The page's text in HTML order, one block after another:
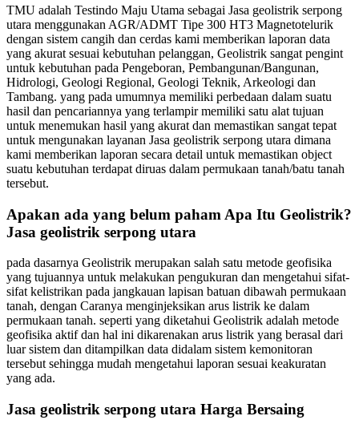
TMU adalah Testindo Maju Utama sebagai Jasa geolistrik serpong
utara menggunakan AGR/ADMT Tipe 300 HT3 Magnetotelurik
dengan sistem cangih dan cerdas kami memberikan laporan data
yang akurat sesuai kebutuhan pelanggan, Geolistrik sangat pengint
untuk kebutuhan pada Pengeboran, Pembangunan/Bangunan,
Hidrologi, Geologi Regional, Geologi Teknik, Arkeologi dan
Tambang. yang pada umumnya memiliki perbedaan dalam suatu
hasil dan pencariannya yang terlampir memiliki satu alat tujuan
untuk menemukan hasil yang akurat dan memastikan sangat tepat
untuk mengunakan layanan Jasa geolistrik serpong utara dimana
kami memberikan laporan secara detail untuk memastikan object
suatu kebutuhan terdapat diruas dalam permukaan tanah/batu tanah
tersebut.
Apakan ada yang belum paham Apa Itu Geolistrik?
Jasa geolistrik serpong utara
pada dasarnya Geolistrik merupakan salah satu metode geofisika
yang tujuannya untuk melakukan pengukuran dan mengetahui sifat-
sifat kelistrikan pada jangkauan lapisan batuan dibawah permukaan
tanah, dengan Caranya menginjeksikan arus listrik ke dalam
permukaan tanah. seperti yang diketahui Geolistrik adalah metode
geofisika aktif dan hal ini dikarenakan arus listrik yang berasal dari
luar sistem dan ditampilkan data didalam sistem kemonitoran
tersebut sehingga mudah mengetahui laporan sesuai keakuratan
yang ada.
Jasa geolistrik serpong utara Harga Bersaing